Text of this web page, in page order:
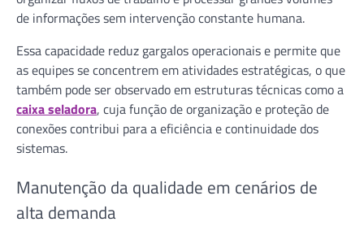
de informações sem intervenção constante humana.
Essa capacidade reduz gargalos operacionais e permite que
as equipes se concentrem em atividades estratégicas, o que
também pode ser observado em estruturas técnicas como a
caixa seladora, cuja função de organização e proteção de
conexões contribui para a eficiência e continuidade dos
sistemas.
Manutenção da qualidade em cenários de
alta demanda